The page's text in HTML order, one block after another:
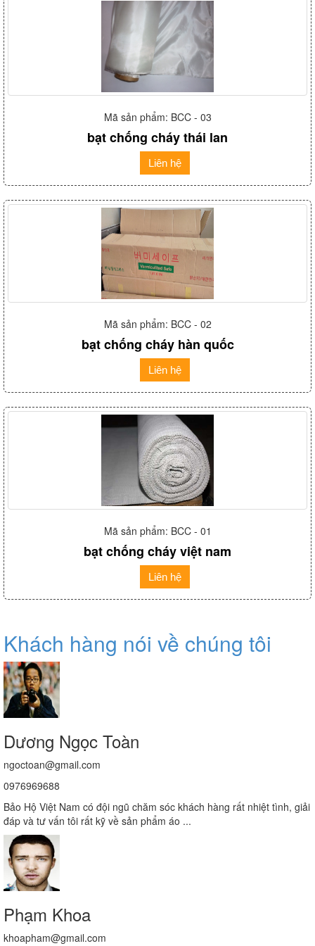
Mã sản phẩm: BCC - 03
bạt chống cháy thái lan
Liên hệ
Mã sản phẩm: BCC - 02
bạt chống cháy hàn quốc
Liên hệ
Mã sản phẩm: BCC - 01
bạt chống cháy việt nam
Liên hệ
Khách hàng nói về chúng tôi
Dương Ngọc Toàn
ngoctoan@gmail.com
0976969688
Bảo Hộ Việt Nam có đội ngũ chăm sóc khách hàng rất nhiệt tình, giải
đáp và tư vấn tôi rất kỹ về sản phẩm áo ...
Phạm Khoa
khoapham@gmail.com